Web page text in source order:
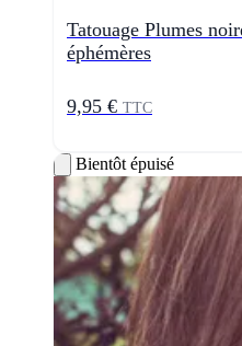
Tatouage Plumes
éphémères
9,95 € TTC
Bientôt épuisé